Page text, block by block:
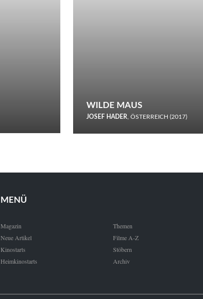
WILDE MAUS
JOSEF HADER, ÖSTERREICH (2017)
Schnee.
MENÜ
Magazin
Neue Artikel
Kinostarts
Heimkinostarts
Themen
Filme A-Z
Stöbern
Archiv